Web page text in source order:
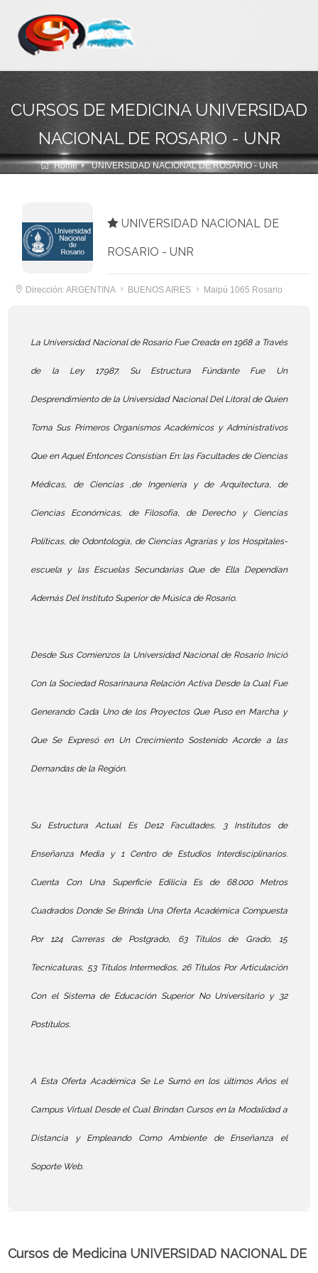
CURSOS DE MEDICINA UNIVERSIDAD
NACIONAL DE ROSARIO - UNR
Home UNIVERSIDAD NACIONAL DE ROSARIO - UNR
UNIVERSIDAD NACIONAL DE
ROSARIO - UNR
Dirección: ARGENTINA BUENOS AIRES Maipú 1065 Rosario
La Universidad Nacional de Rosario Fue Creada en 1968 a Través
de la Ley 17.987. Su Estructura Fúndante Fue Un
Desprendimiento de la Universidad Nacional Del Litoral de Quien
Toma Sus Primeros Organismos Académicos y Administrativos
Que en Aquel Entonces Consistían En: las Facultades de Ciencias
Médicas, de Ciencias ,de Ingeniería y de Arquitectura, de
Ciencias Económicas, de Filosofía, de Derecho y Ciencias
Políticas, de Odontología, de Ciencias Agrarias y los Hospitales-
escuela y las Escuelas Secundarias Que de Ella Dependían
Además Del Instituto Superior de Música de Rosario.
Desde Sus Comienzos la Universidad Nacional de Rosario Inició
Con la Sociedad Rosarinauna Relación Activa Desde la Cual Fue
Generando Cada Uno de los Proyectos Que Puso en Marcha y
Que Se Expresó en Un Crecimiento Sostenido Acorde a las
Demandas de la Región.
Su Estructura Actual Es De12 Facultades, 3 Institutos de
Enseñanza Media y 1 Centro de Estudios Interdisciplinarios.
Cuenta Con Una Superficie Edilicia Es de 68.000 Metros
Cuadrados Donde Se Brinda Una Oferta Académica Compuesta
Por 124 Carreras de Postgrado, 63 Títulos de Grado, 15
Tecnicaturas, 53 Títulos Intermedios, 26 Títulos Por Articulación
Con el Sistema de Educación Superior No Universitario y 32
Postítulos.
A Esta Oferta Académica Se Le Sumó en los últimos Años el
Campus Virtual Desde el Cual Brindan Cursos en la Modalidad a
Distancia y Empleando Como Ambiente de Enseñanza el
Soporte Web.
Cursos de Medicina UNIVERSIDAD NACIONAL DE